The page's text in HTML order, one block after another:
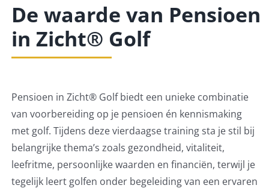
De waarde van Pensioen
in Zicht® Golf
Pensioen in Zicht® Golf biedt een unieke combinatie
van voorbereiding op je pensioen én kennismaking
met golf. Tijdens deze vierdaagse training sta je stil bij
belangrijke thema’s zoals gezondheid, vitaliteit,
leefritme, persoonlijke waarden en financiën, terwijl je
tegelijk leert golfen onder begeleiding van een ervaren